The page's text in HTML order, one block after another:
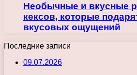
Необычные и вкусные
кексов, которые
вкусовых ощущений
Последние записи
09.07.2026